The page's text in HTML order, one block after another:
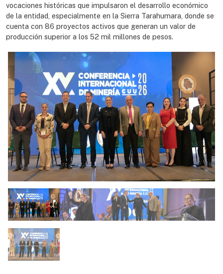
vocaciones históricas que impulsaron el desarrollo económico
de la entidad, especialmente en la Sierra Tarahumara, donde se
cuenta con 86 proyectos activos que generan un valor de
producción superior a los 52 mil millones de pesos.